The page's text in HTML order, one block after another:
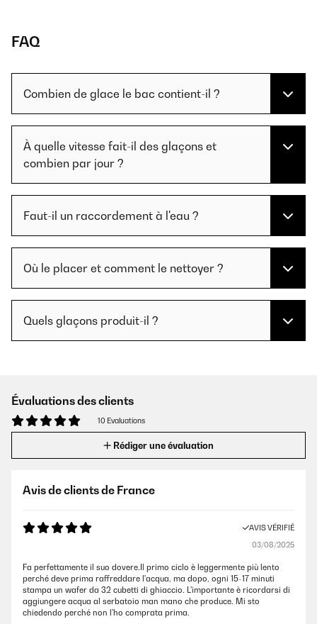
FAQ
Combien de glace le bac contient-il ?
À quelle vitesse fait-il des glaçons et
combien par jour ?
Faut-il un raccordement à l'eau ?
Où le placer et comment le nettoyer ?
Quels glaçons produit-il ?
Évaluations des clients
10 Evaluations
Rédiger une évaluation
Avis de clients de France
AVIS VÉRIFIÉ
03/08/2025
Fa perfettamente il suo dovere.Il primo ciclo è leggermente più lento
perché deve prima raffreddare l'acqua, ma dopo, ogni 15-17 minuti
stampa un wafer da 32 cubetti di ghiaccio. L'importante è ricordarsi di
aggiungere acqua al serbatoio man mano che produce. Mi sto
chiedendo perché non l'ho comprata prima.